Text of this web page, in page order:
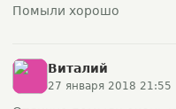
Помыли хорошо
Виталий
27 января 2018 21:55